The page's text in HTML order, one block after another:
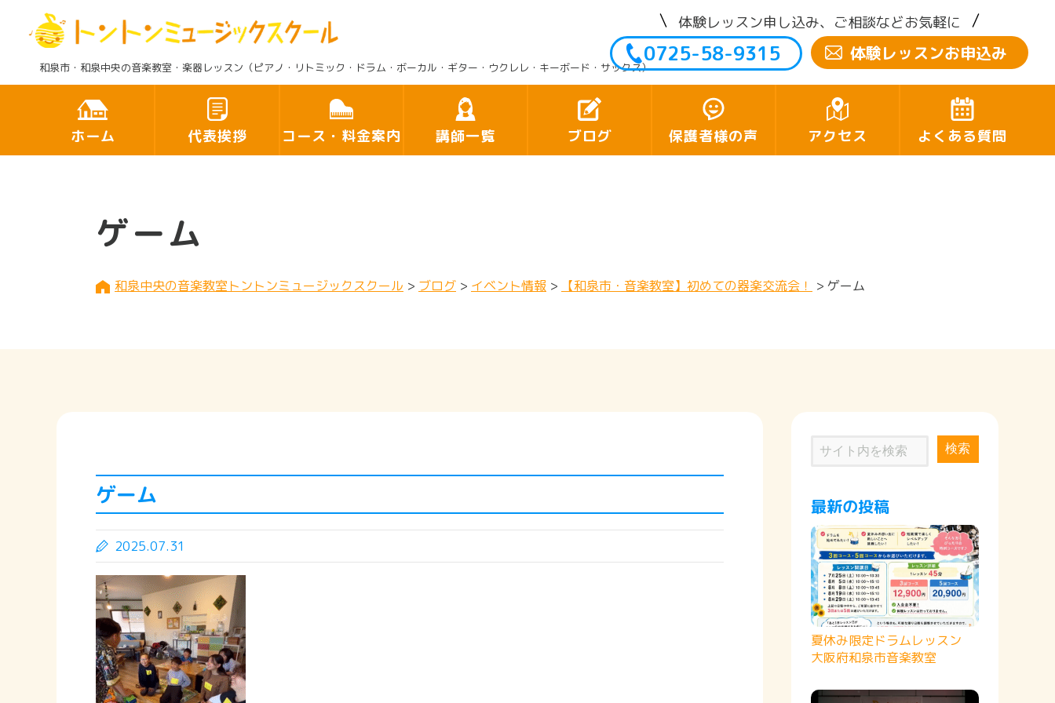
体験レッスン申し込み、ご相談などお気軽に
0725-58-9315 体験レッスンお申込み
和泉市・和泉中央の音楽教室・楽器レッスン（ピアノ・リトミック・ドラム・ボーカル・ギター・ウクレレ・キーボード・サックス）
ホーム 代表挨拶 コース・料金案内 講師一覧 ブログ 保護者様の声 アクセス よくある質問
ゲーム
和泉中央の音楽教室トントンミュージックスクール > ブログ > イベント情報 > 【和泉市・音楽教室】初めての器楽交流会！ > ゲーム
ゲーム
2025.07.31
検索
最新の投稿
夏休み限定ドラムレッスン
大阪府和泉市音楽教室